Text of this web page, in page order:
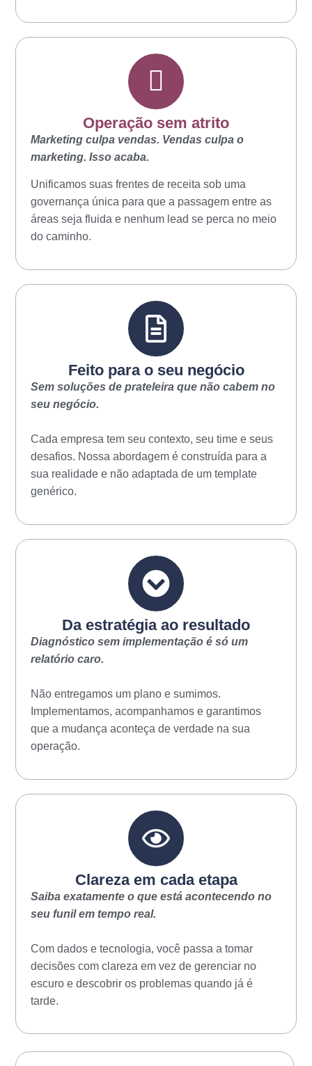
Operação sem atrito
Marketing culpa vendas. Vendas culpa o
marketing. Isso acaba.
Unificamos suas frentes de receita sob uma
governança única para que a passagem entre as
áreas seja fluida e nenhum lead se perca no meio
do caminho.
Feito para o seu negócio
Sem soluções de prateleira que não cabem no
seu negócio.
Cada empresa tem seu contexto, seu time e seus
desafios. Nossa abordagem é construída para a
sua realidade e não adaptada de um template
genérico.
Da estratégia ao resultado
Diagnóstico sem implementação é só um
relatório caro.
Não entregamos um plano e sumimos.
Implementamos, acompanhamos e garantimos
que a mudança aconteça de verdade na sua
operação.
Clareza em cada etapa
Saiba exatamente o que está acontecendo no
seu funil em tempo real.
Com dados e tecnologia, você passa a tomar
decisões com clareza em vez de gerenciar no
escuro e descobrir os problemas quando já é
tarde.